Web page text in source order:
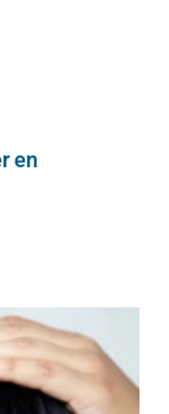
en